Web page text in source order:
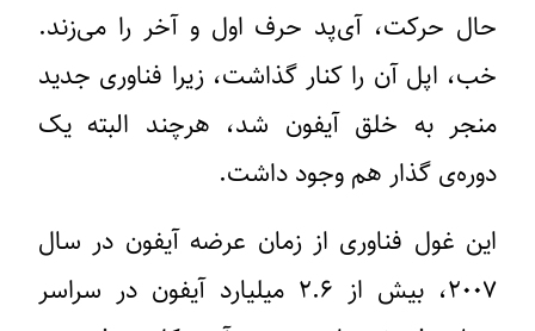
حال حرکت، آی‌پد حرف اول و آخر را می‌زند.
خب، اپل آن را کنار گذاشت، زیرا فناوری جدید
منجر به خلق آیفون شد، هرچند البته یک
دوره‌ی گذار هم وجود داشت.
این غول فناوری از زمان عرضه آیفون در سال
۲۰۰۷، بیش از ۲.۶ میلیارد آیفون در سراسر